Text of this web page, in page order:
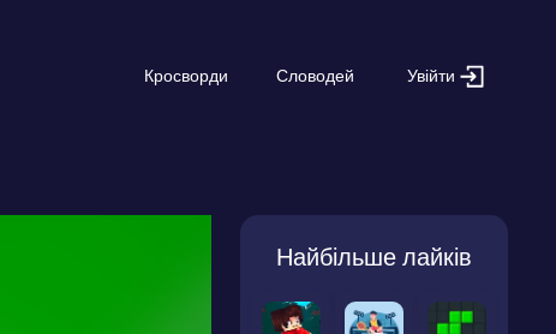
Кросворди Словодей Увійти
Найбільше лайків